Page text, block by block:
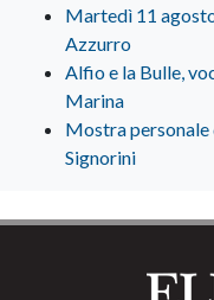
Martedì 11
Azzurro
Alfio e la Bulle,
Marina
Mostra personale
Signorini